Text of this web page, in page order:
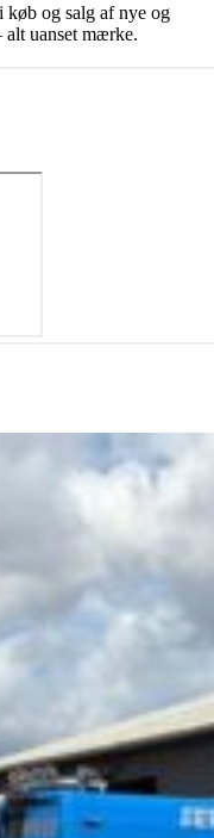
køb og salg af nye og
alt uanset mærke.